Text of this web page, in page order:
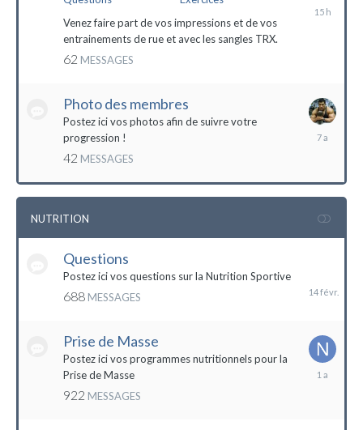
Venez faire part de vos impressions et de vos
entrainements de rue et avec les sangles TRX.
62 MESSAGES
Photo des membres
Postez ici vos photos afin de suivre votre
progression !
42 MESSAGES
18
NUTRITION
Questions
Postez ici vos questions sur la Nutrition Sportive
688 MESSAGES
Prise de Masse
Postez ici vos programmes nutritionnels pour la
Prise de Masse
922 MESSAGES
19